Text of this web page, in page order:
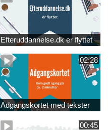
Efteruddannelse.dk er flyttet
02:28
Adgangskortet med tekster
00:45